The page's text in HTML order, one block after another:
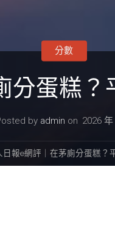
分蛋糕
by admin on 2026
分數
日報e網評｜在茅廁分蛋糕？